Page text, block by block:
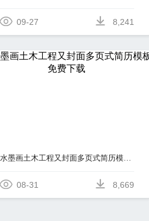
09-27 8,241
水墨画土木工程又封面多页式简历模板免费下载
08-31 8,669